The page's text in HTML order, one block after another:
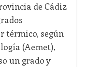
de Cádiz
térmico, según
(Aemet),
un grado y